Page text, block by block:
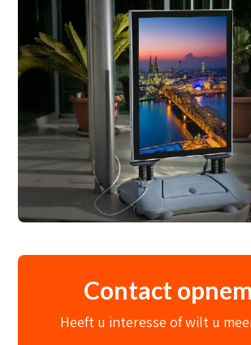
Contact
Heeft u interesse of wilt u